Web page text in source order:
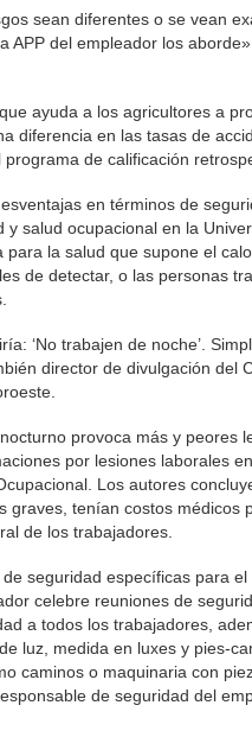
sean diferentes o se vean
APP del empleador los
ayuda a los agricultores a
diferencia en las tasas de
de calificación
en términos de
salud ocupacional en la
para la salud que supone el
de detectar, o las personas
‘No trabajen de noche’.
director de divulgación del
provoca más y peores
por lesiones laborales
Los autores
graves, tenían costos médicos
de los trabajadores.
seguridad específicas para
celebre reuniones de
a todos los trabajadores,
luz, medida en luxes y pies-
caminos o maquinaria con
de seguridad del